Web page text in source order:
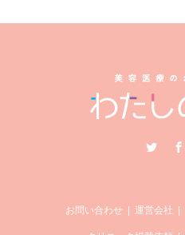
Instagram
お問い合わせ 運営会社